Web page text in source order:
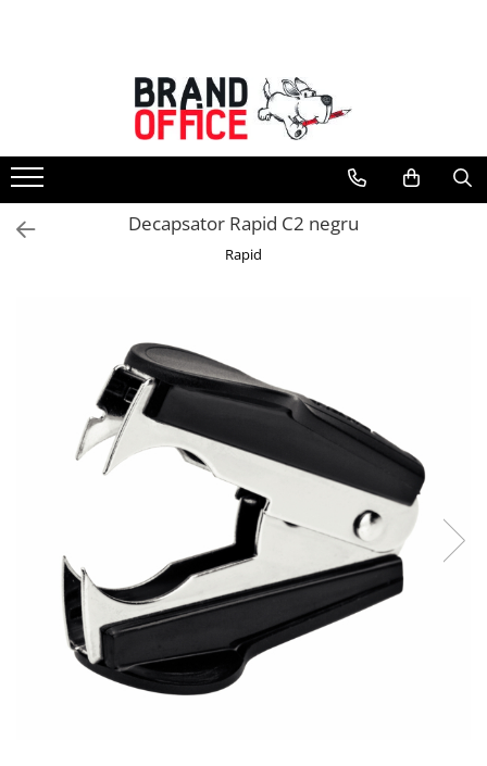
Unitate Protejata - PRODUCTIE
Hartie copiator si produse
tipografice
Produse consumabile din hartie
Detergenti si dezinfectanti
Agende personalizabile
Organizatoare business
Birotica si papetarie
Hartie si articole din hartie
Bibliorafturi, caiete mecanice,
Capsatoare, capse si perforatoare
Caiete si blocnotesuri
Dosare, folii protectie si mape
Accesorii diverse pentru birou
Etichetare si ambalare
Decapsator Rapid C2 negru
Rapid